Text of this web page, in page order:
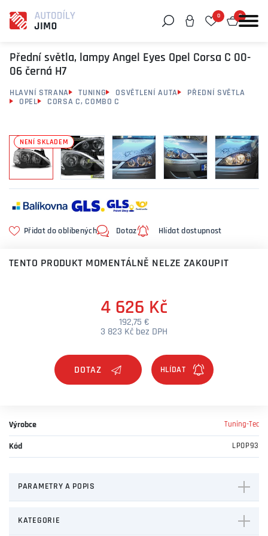
0 0
Přední světla, lampy Angel Eyes Opel Corsa C 00-
06 černá H7
HLAVNÍ STRANA TUNING OSVĚTLENÍ AUTA
PŘEDNÍ SVĚTLA
OPEL
CORSA C, COMBO C
NENÍ SKLADEM
Přidat do oblíbených Dotaz Hlídat dostupnost
TENTO PRODUKT MOMENTÁLNĚ NELZE ZAKOUPIT
4 626 Kč
192,75 €
3 823 Kč bez DPH
DOTAZ
Výrobce Tuning-Tec
Kód LPOP93
PARAMETRY A POPIS
KATEGORIE
Můžeme vám pomoci něco najít?